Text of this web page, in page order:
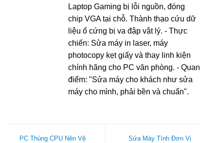
Laptop Gaming bị lỗi nguồn, đóng
chip VGA tại chỗ. Thành thạo cứu dữ
liệu ổ cứng bị va đập vật lý. - Thực
chiến: Sửa máy in laser, máy
photocopy kẹt giấy và thay linh kiện
chính hãng cho PC văn phòng. - Quan
điểm: "Sửa máy cho khách như sửa
máy cho mình, phải bền và chuẩn".
PC Thùng CPU Nên Vệ
Sửa Máy Tính Đơn Vị